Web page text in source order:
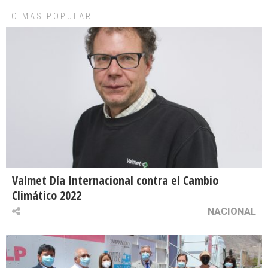
LO MAS POPULAR
Valmet Día Internacional contra el Cambio
Climático 2022
NACIONAL